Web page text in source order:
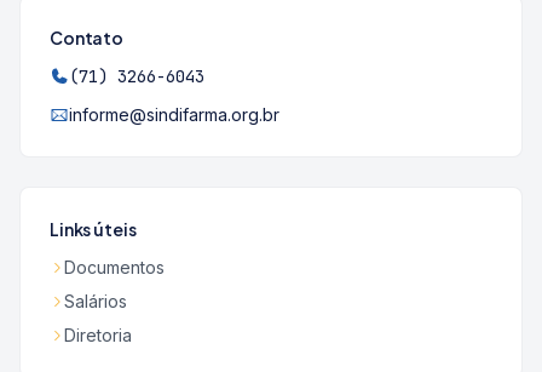
Contato
(71) 3266-6043
informe@sindifarma.org.br
Links úteis
Documentos
Salários
Diretoria